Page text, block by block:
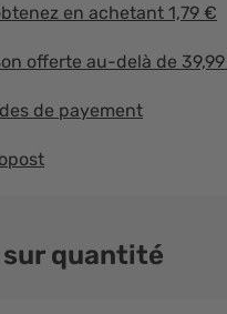
en achetant 1,79 €
offerte au-delà de
de payement
sur quantité